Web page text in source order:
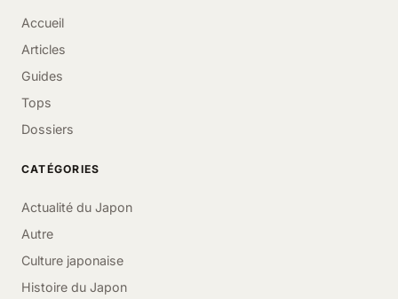
Accueil
Articles
Guides
Tops
Dossiers
CATÉGORIES
Actualité du Japon
Autre
Culture japonaise
Histoire du Japon